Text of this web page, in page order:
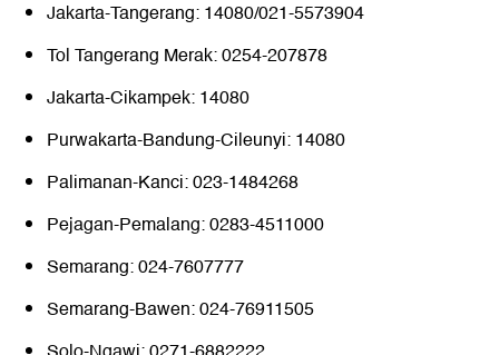
Jakarta-Tangerang: 14080/021-5573904
Tol Tangerang Merak: 0254-207878
Jakarta-Cikampek: 14080
Purwakarta-Bandung-Cileunyi: 14080
Palimanan-Kanci: 023-1484268
Pejagan-Pemalang: 0283-4511000
Semarang: 024-7607777
Semarang-Bawen: 024-76911505